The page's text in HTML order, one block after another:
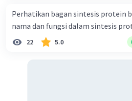
Perhatikan bagan sintesis protein berikut! a.
nama dan fungsi dalam sintesis
22 5.0